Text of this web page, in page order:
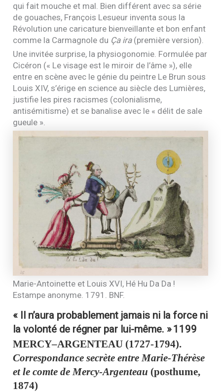
qui fait mouche et mal. Bien différent avec sa série
de gouaches, François Lesueur inventa sous la
Révolution une caricature bienveillante et bon enfant
comme la Carmagnole du Ça ira(première version).
Une invitée surprise, la physiogonomie. Formulée par
Cicéron (« Le visage est le miroir de l’âme »), elle
entre en scène avec le génie du peintre Le Brun sous
Louis XIV, s’érige en science au siècle des Lumières,
justifie les pires racismes (colonialisme,
antisémitisme) et se banalise avec le « délit de sale
gueule ».
Marie-Antoinette et Louis XVI, Hé Hu Da Da !
Estampe anonyme. 1791. BNF.
« Il n’aura probablement jamais ni la force ni
la volonté de régner par lui-même. »1199
MERCY–ARGENTEAU (1727-1794).
Correspondance secrète entre Marie-Thérèse
et le comte de Mercy-Argenteau (posthume,
1874)